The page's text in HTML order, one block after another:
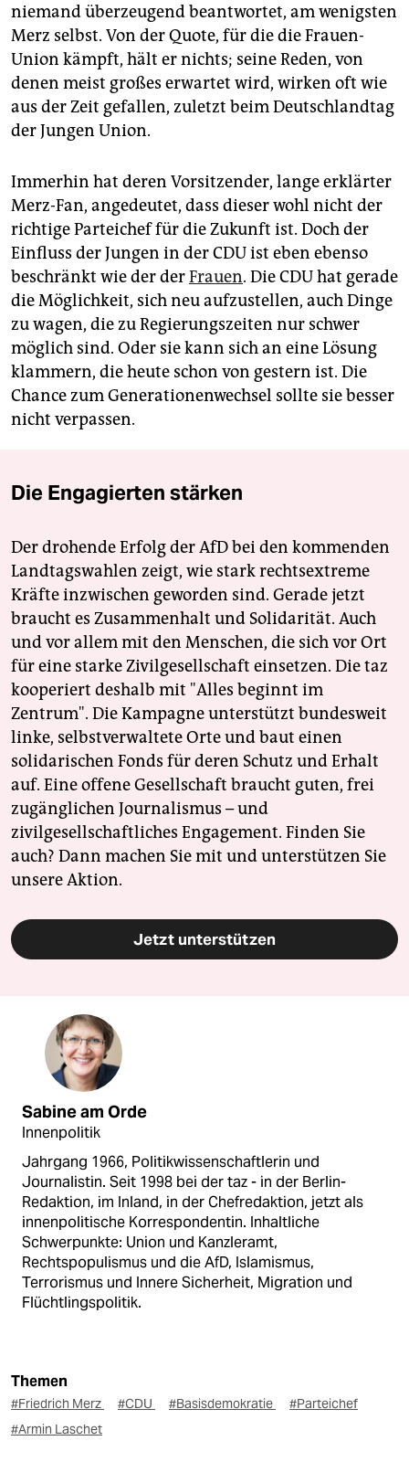
niemand überzeugend beantwortet, am wenigsten
Merz selbst. Von der Quote, für die die Frauen-
Union kämpft, hält er nichts; seine Reden, von
denen meist großes erwartet wird, wirken oft wie
aus der Zeit gefallen, zuletzt beim Deutschlandtag
der Jungen Union.
Immerhin hat deren Vorsitzender, lange erklärter
Merz-Fan, angedeutet, dass dieser wohl nicht der
richtige Parteichef für die Zukunft ist. Doch der
Einfluss der Jungen in der CDU ist eben ebenso
beschränkt wie der derFrauen. Die CDU hat gerade
die Möglichkeit, sich neu aufzustellen, auch Dinge
zu wagen, die zu Regierungszeiten nur schwer
möglich sind. Oder sie kann sich an eine Lösung
klammern, die heute schon von gestern ist. Die
Chance zum Generationenwechsel sollte sie besser
nicht verpassen.
Die Engagierten stärken
Der drohende Erfolg der AfD bei den kommenden
Landtagswahlen zeigt, wie stark rechtsextreme
Kräfte inzwischen geworden sind. Gerade jetzt
braucht es Zusammenhalt und Solidarität. Auch
und vor allem mit den Menschen, die sich vor Ort
für eine starke Zivilgesellschaft einsetzen. Die taz
kooperiert deshalb mit "Alles beginnt im
Zentrum". Die Kampagne unterstützt bundesweit
linke, selbstverwaltete Orte und baut einen
solidarischen Fonds für deren Schutz und Erhalt
auf. Eine offene Gesellschaft braucht guten, frei
zugänglichen Journalismus – und
zivilgesellschaftliches Engagement. Finden Sie
auch? Dann machen Sie mit und unterstützen Sie
unsere Aktion.
Jetzt unterstützen
Sabine am Orde
Innenpolitik
Jahrgang 1966, Politikwissenschaftlerin und
Journalistin. Seit 1998 bei der taz - in der Berlin-
Redaktion, im Inland, in der Chefredaktion, jetzt als
innenpolitische Korrespondentin. Inhaltliche
Schwerpunkte: Union und Kanzleramt,
Rechtspopulismus und die AfD, Islamismus,
Terrorismus und Innere Sicherheit, Migration und
Flüchtlingspolitik.
Themen
#Friedrich Merz #CDU #Basisdemokratie
#Parteichef
#Armin Laschet